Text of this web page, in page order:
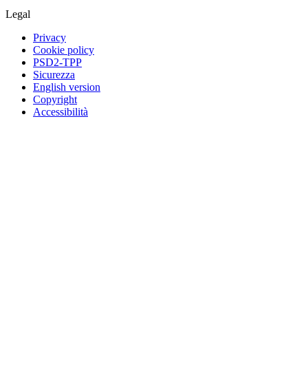
Legal
Privacy
Cookie policy
PSD2-TPP
Sicurezza
English version
Copyright
Accessibilità